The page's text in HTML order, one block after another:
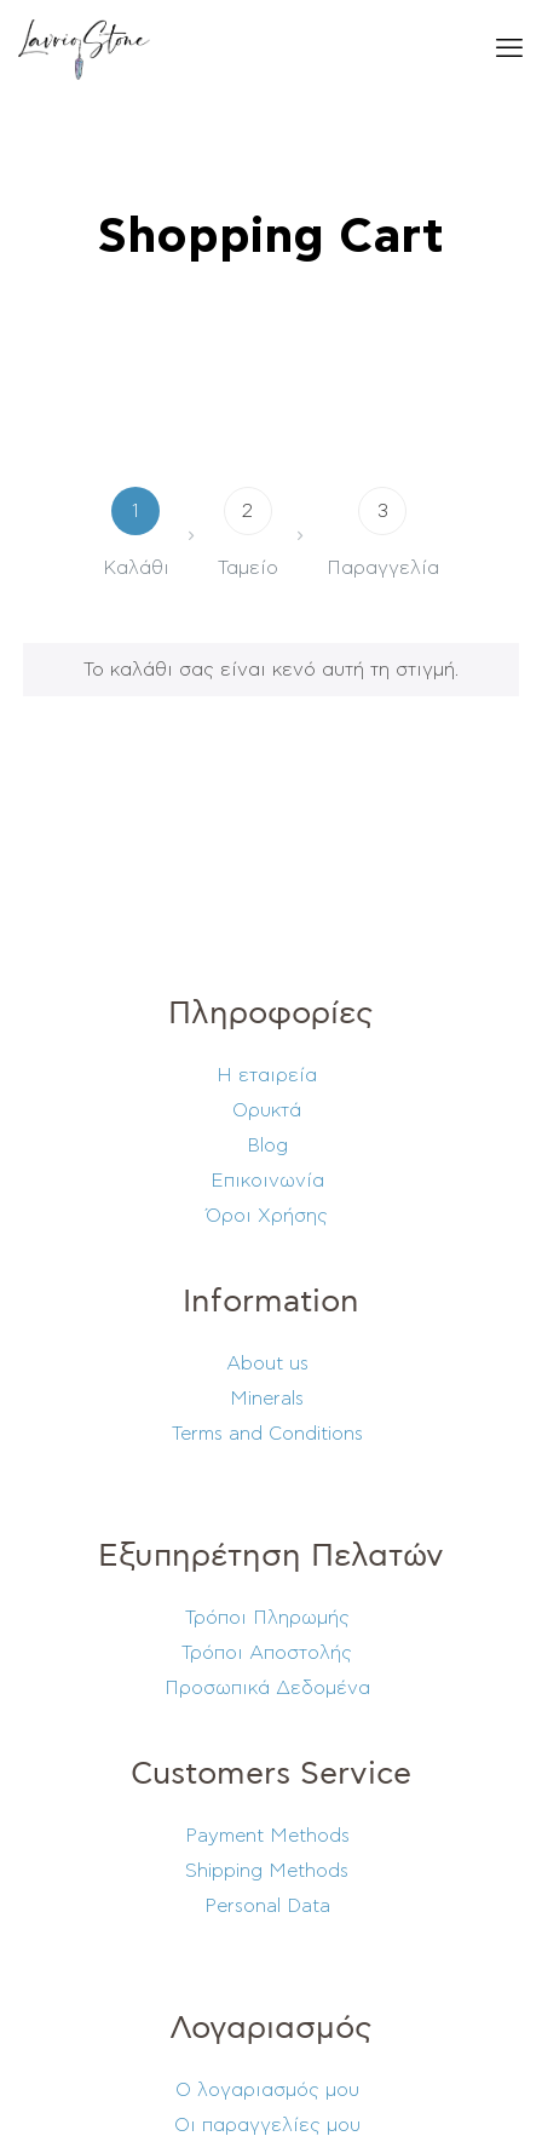
Shopping Cart
1
Καλάθι
2
Ταμείο
3
Παραγγελία
Το καλάθι σας είναι κενό αυτή τη στιγμή.
Πληροφορίες
Η εταιρεία
Ορυκτά
Blog
Επικοινωνία
Όροι Χρήσης
Information
About us
Minerals
Terms and Conditions
Εξυπηρέτηση Πελατών
Τρόποι Πληρωμής
Τρόποι Αποστολής
Προσωπικά Δεδομένα
Customers Service
Payment Methods
Shipping Methods
Personal Data
Λογαριασμός
Ο λογαριασμός μου
Οι παραγγελίες μου